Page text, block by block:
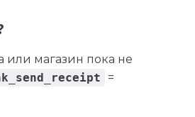
или магазин пока не
=